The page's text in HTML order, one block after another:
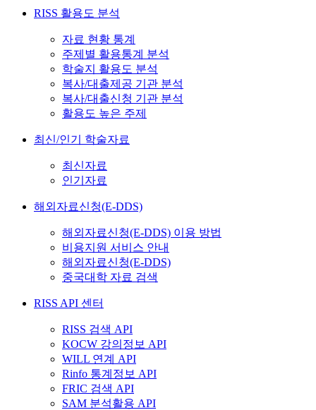
RISS 활용도 분석
자료 현황 통계
주제별 활용통계 분석
학술지 활용도 분석
복사/대출제공 기관 분석
복사/대출신청 기관 분석
활용도 높은 주제
최신/인기 학술자료
최신자료
인기자료
해외자료신청(E-DDS)
해외자료신청(E-DDS) 이용 방법
비용지원 서비스 안내
해외자료신청(E-DDS)
중국대학 자료 검색
RISS API 센터
RISS 검색 API
KOCW 강의정보 API
WILL 연계 API
Rinfo 통계정보 API
FRIC 검색 API
SAM 분석활용 API